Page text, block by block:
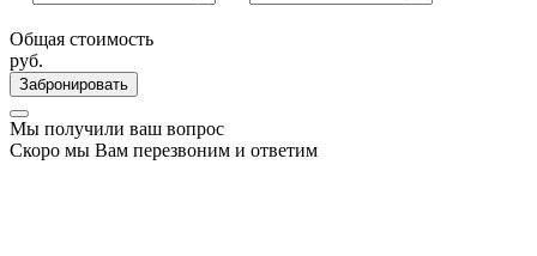
Общая стоимость
руб.
Забронировать
Мы получили ваш вопрос
Скоро мы Вам перезвоним и ответим